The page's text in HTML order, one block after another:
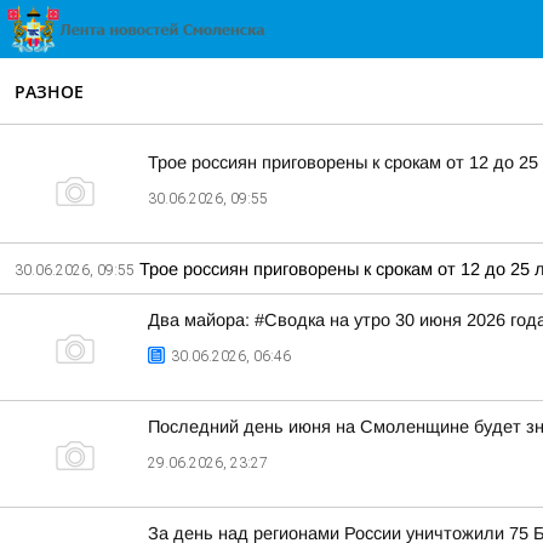
РАЗНОЕ
Трое россиян приговорены к срокам от 12 до
30.06.2026, 09:55
30.06.2026, 09:55 Трое россиян приговорены к срокам от 12 до
Два майора: #Сводка на утро 30 июня 2026
30.06.2026, 06:46
Последний день июня на Смоленщине будет
29.06.2026, 23:27
За день над регионами России уничтожили 75